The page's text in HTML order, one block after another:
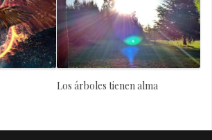
Los árboles tienen alma